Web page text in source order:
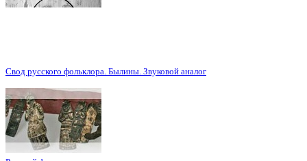
Свод русского фольклора. Былины. Звуковой аналог